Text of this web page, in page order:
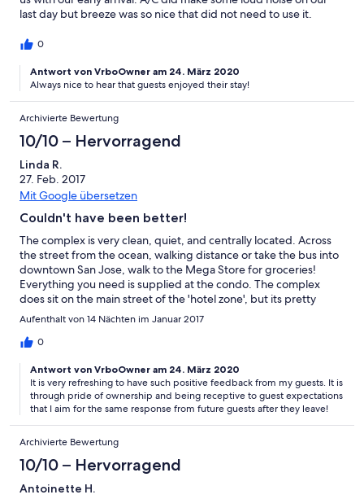
last day but breeze was so nice that did not need to use it.
Thank you for everything and definitely recommend it to
0
Antwort von VrboOwner am 24. März 2020
Always nice to hear that guests enjoyed their stay!
Archivierte Bewertung
10/10 – Hervorragend
Linda R.
27. Feb. 2017
Mit Google übersetzen
Couldn't have been better!
The complex is very clean, quiet, and centrally located. Across
the street from the ocean, walking distance or take the bus into
downtown San Jose, walk to the Mega Store for groceries!
Everything you need is supplied at the condo. The complex
does sit on the main street of the 'hotel zone', but its pretty
quiet at night. We will definitely be back, but will be staying
Aufenthalt von 14 Nächten im Januar 2017
0
Antwort von VrboOwner am 24. März 2020
It is very refreshing to have such positive feedback from my guests. It is
through pride of ownership and being receptive to guest expectations
that I aim for the same response from future guests after they leave!
Archivierte Bewertung
10/10 – Hervorragend
Antoinette H.